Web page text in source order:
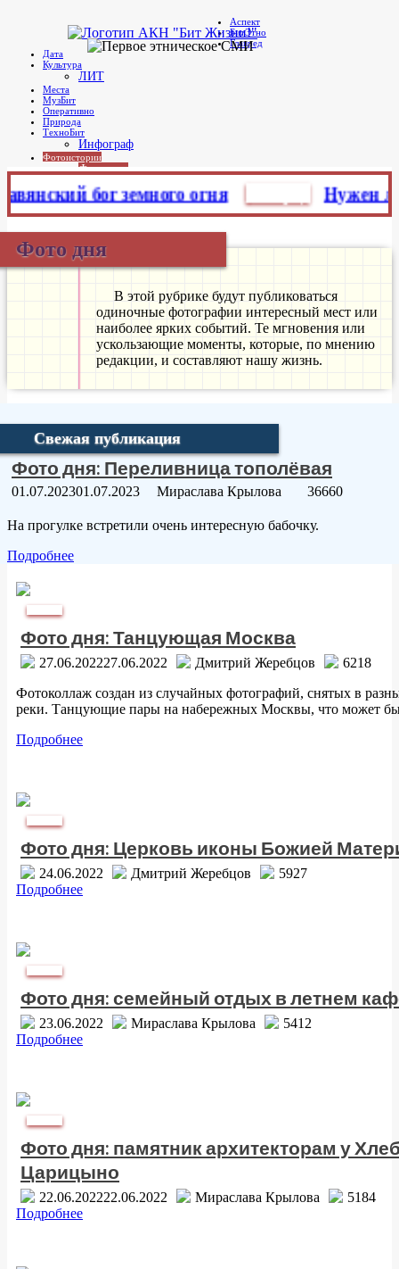
Telegram
Бит Жизни!
Агентство культурных новостей
Аспект
БитЭтно
Главред
Дата
Культура
ЛИТ
Места
МузБит
Оперативно
Природа
ТехноБит
Инфограф
Фотоистории
Фото дня
Главное меню
бог земного огня Главред Нужен ли
Фото дня
В этой рубрике будут публиковаться
одиночные фотографии интересный мест или
наиболее ярких событий. Те мгновения или
ускользающие моменты, которые, по мнению
редакции, и составляют нашу жизнь.
Свежая публикация
Фото дня: Переливница тополёвая
01.07.202301.07.2023 Мираслава Крылова 36660
На прогулке встретили очень интересную бабочку.
Подробнее
Фото дня: Танцующая Москва
27.06.202227.06.2022 Дмитрий Жеребцов
6218
Фотоколлаж создан из случайных фотографий, снятых в
реки. Танцующие пары на набережных Москвы, что может
Подробнее
Фото дня: Церковь иконы Божией
24.06.2022 Дмитрий Жеребцов
5927
Подробнее
Фото дня: семейный отдых в летнем
23.06.2022 Мираслава Крылова
5412
Подробнее
Фото дня: памятник архитекторам у
Царицыно
22.06.202222.06.2022 Мираслава Крылова
5184
Подробнее
Пагинация
записей